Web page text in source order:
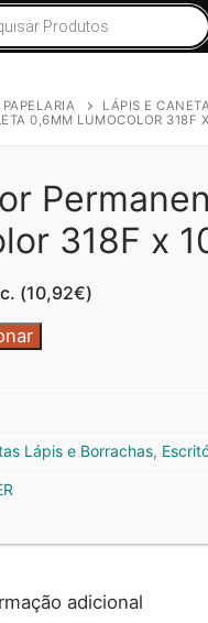
PAPELARIA LÁPIS E
0,6MM LUMOCOLOR 318F
318F x
(10,92€)
Lápis e Borrachas,
adicional